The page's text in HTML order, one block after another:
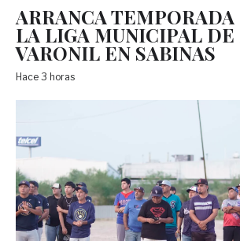
ARRANCA
LA LIGA MUNICIPAL DE
VARONIL EN SABINAS
Hace 3 horas